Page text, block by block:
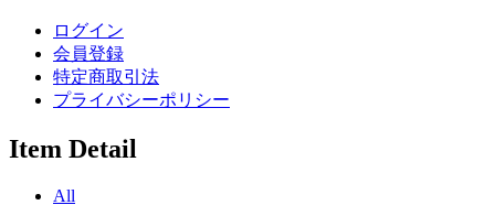
ログイン
会員登録
特定商取引法
プライバシーポリシー
Item Detail
All